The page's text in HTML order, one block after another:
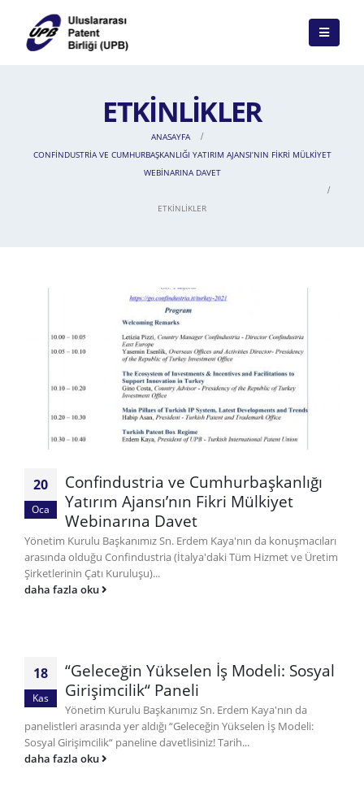
ETKINLIKLER
ANASAYFA
CONFINDUSTRIA VE CUMHURBAŞKANLIĞI YATIRIM AJANSI’NIN FIKRI MÜLKIYET
WEBINARINA DAVET
ETKINLIKLER
20
Oca
Confindustria ve Cumhurbaşkanlığı
Yatırım Ajansı’nın Fikri Mülkiyet
Webinarına Davet
Yönetim Kurulu Başkanımız Sn. Erdem Kaya'nın da konuşmacıları
arasında olduğu Confindustria (İtalya'daki Tüm Hizmet ve Üretim
Şirketlerinin Çatı Kuruluşu)...
daha fazla oku
18
Kas
“Geleceğin Yükselen İş Modeli: Sosyal
Girişimcilik“ Paneli
Yönetim Kurulu Başkanımız Sn. Erdem Kaya'nın da
panelistleri arasında yer aldığı “Geleceğin Yükselen İş Modeli:
Sosyal Girişimcilik“ paneline davetlisiniz! Tarih...
daha fazla oku